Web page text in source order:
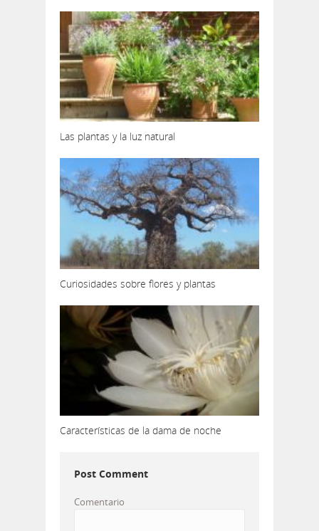
Las plantas y la luz natural
Curiosidades sobre flores y plantas
Características de la dama de noche
Post Comment
Comentario